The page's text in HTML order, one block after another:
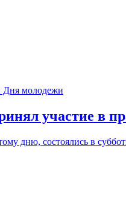
участие в
дню, состоялись в